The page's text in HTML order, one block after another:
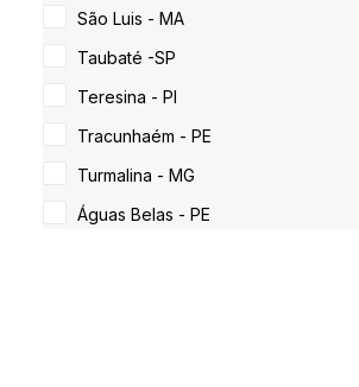
São Luis - MA
Taubaté -SP
Teresina - PI
Tracunhaém - PE
Turmalina - MG
Águas Belas - PE